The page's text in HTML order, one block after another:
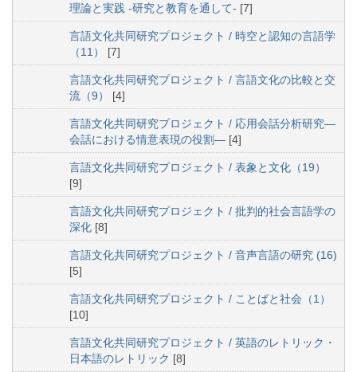
理論と実践 -研究と教育を通して‐ [7]
言語文化共同研究プロジェクト / 時空と認知の言語学
（11） [7]
言語文化共同研究プロジェクト / 言語文化の比較と交
流（9） [4]
言語文化共同研究プロジェクト / 応用会話分析研究―
会話における情意表現の役割― [4]
言語文化共同研究プロジェクト / 表象と文化（19）
[9]
言語文化共同研究プロジェクト / 批判的社会言語学の
深化 [8]
言語文化共同研究プロジェクト / 音声言語の研究 (16)
[5]
言語文化共同研究プロジェクト / ことばと社会（1）
[10]
言語文化共同研究プロジェクト / 英語のレトリック・
日本語のレトリック [8]